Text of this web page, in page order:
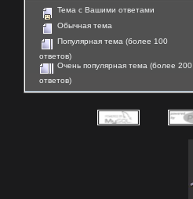
Тема с Вашими ответами
Обычная тема
Популярная тема (более 100
ответов)
Очень популярная тема (более 200
ответов)